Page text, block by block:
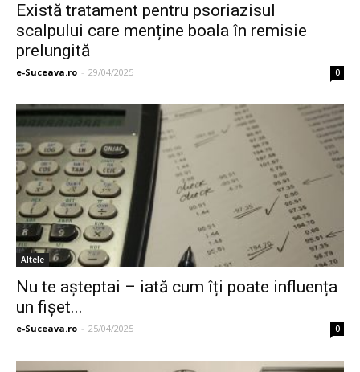
Există tratament pentru psoriazisul
scalpului care menține boala în remisie
prelungită
e-Suceava.ro - 29/04/2025 0
Altele
Nu te așteptai – iată cum îți poate influența
un fișet...
e-Suceava.ro - 25/04/2025 0